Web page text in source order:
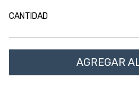
CANTIDAD